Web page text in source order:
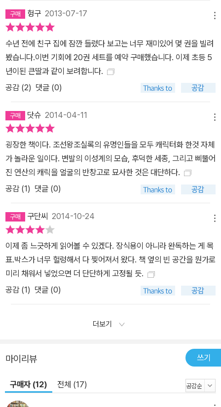
다 기존에 출간된 역사 만화물들을 살펴보면 크게 세 가지 종류가 있
었다. 첫 번째, TV 사극 등의 인기에 힘입어 급조된 역사 만화. 두 번
째, 에피소드와 흥미 위주의 야사를 담은 명랑 만화 수준의 역사 만화.
세 번째, 원작이 되는 고전이나 역사책을 그대로 그리기만 한 재미없
는 역사 만화. 이런 책들은 방문 판매나 대형 마트 등에서 주로 팔리
며, 만화는 질이 낮다는 인식을 퍼뜨리는 데 일조했다. 그리고 이런 책
다. 《박시백의 조선왕조실록》은 우리 아이들에게 제대로 된 역사를
알려주자는 취지에서 처음엔 학습만화의 형식을 띄고 4권까지 출간
되었다가, 원래의 작가 의도와 만화의 시사성, 내용의 깊이 등을 고려
해 교양독자층을 위한 성인용 개정판으로 출간하기 시작하였다. 개정
판은 성인들이 지하철 등 공공장소에서도 쉽게 볼 수 있는 판형과 품
상세한 연표를 싣는 등 세련되고, 격조 있는 인문교양만화로서의 틀
지어 표현했다. 예를 들면, 5권에서 정인지가 세조에게 술김에 실수
를 한 내용이 본문에 나오는데, 독자들은 이를 만화적 상상이 아닐까
의심하게 된다. 이런 내용을 《조선왕조실록》 연표에서 사실 확인을
해주는 식이다. 만화의 신뢰성을 높이고, 좀 더 심도 깊게 역사에 다가
설 수 있는 장치로서의 역할을 한다. 4. 가족교양만화의 새로운 장을
열다 쉽게 풀어 쓴 글과 재미있는 그림, 각색이 난무하는 함량 미달 역
사책의 홍수 속에서 원본 기록에 충실한 내용이 더욱 돋보이는 책이
다. 역사가 어렵게 느껴지는 초, 중, 고등학생이나 기록된 사실만이라
가족교양만화를 표방하고 있기 때문에 지식적인 접근과 함께 ‘재
도록 풀어낸 문장이나 구성을 통해서다. 지금까지 나온 만화책들의
문제점은 바로 ‘비적절한 비유와 농담’ 때문이었기 때문에 신중하게
헝구 2013-07-17
수년 전에 친구 집에 잠깐 들렸다 보고는 너무 재미있어 몇 권을 빌려
봤습니다.이번 기회에 20권 세트를 예약 구매했습니다. 이제 초등 5
년이된 큰딸과 같이 보려합니다.
공감 (2) 댓글 (0)
닷슈 2014-04-11
굉장한 책이다. 조선왕조실록의 유명인들을 모두 캐릭터화 한것 자체
가 놀라운 일이다. 변발의 이성계의 모습, 후덕한 세종, 그리고 삐뚤어
진 연산의 캐릭을 얼굴의 반창고로 묘사한 것은 대단하다.
공감 (1) 댓글 (0)
구단씨 2014-10-24
이제 좀 느긋하게 읽어볼 수 있겠다. 장식용이 아니라 완독하는 게 목
표.박스가 너무 헐렁해서 다 찢어져서 왔다. 책 옆의 빈 공간을 뭔가로
미리 채워서 넣었으면 더 단단하게 고정될 듯.
공감 (1) 댓글 (0)
더보기
마이리뷰 쓰기
구매자 (12) 전체 (17)